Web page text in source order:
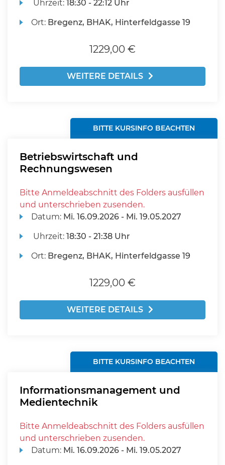
Uhrzeit:18:30 - 22:12 Uhr
Ort: Bregenz, BHAK, Hinterfeldgasse 19
1229,00 €
WEITERE DETAILS
BITTE KURSINFO BEACHTEN
Betriebswirtschaft und
Rechnungswesen
Bitte Anmeldeabschnitt des Folders ausfüllen
und unterschrieben zusenden.
Datum: Mi. 16.09.2026 - Mi. 19.05.2027
Uhrzeit:18:30 - 21:38 Uhr
Ort: Bregenz, BHAK, Hinterfeldgasse 19
1229,00 €
WEITERE DETAILS
BITTE KURSINFO BEACHTEN
Informationsmanagement und
Medientechnik
Bitte Anmeldeabschnitt des Folders ausfüllen
und unterschrieben zusenden.
Datum: Mi. 16.09.2026 - Mi. 19.05.2027